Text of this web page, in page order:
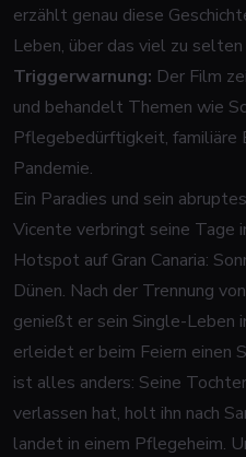
erzählt genau diese
Leben, über das viel zu
Triggerwarnung: Der Film
und behandelt Themen wie
Pflegebedürftigkeit, familiäre
Pandemie.
Ein Paradies und sein
Vicente verbringt seine Tage
Hotspot auf Gran Canaria:
Dünen. Nach der Trennung
genießt er sein Single-Leben
erleidet er beim Feiern einen
ist alles anders: Seine
verlassen hat, holt ihn nach
landet in einem Pflegeheim.